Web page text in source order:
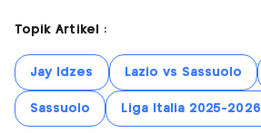
Topik Artikel :
Jay Idzes Lazio vs Sassuolo
Sassuolo Liga Italia 2025-2026